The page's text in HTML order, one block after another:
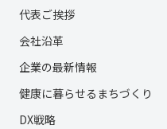
代表ご挨拶
会社沿革
企業の最新情報
健康に暮らせるまちづくり
DX戦略